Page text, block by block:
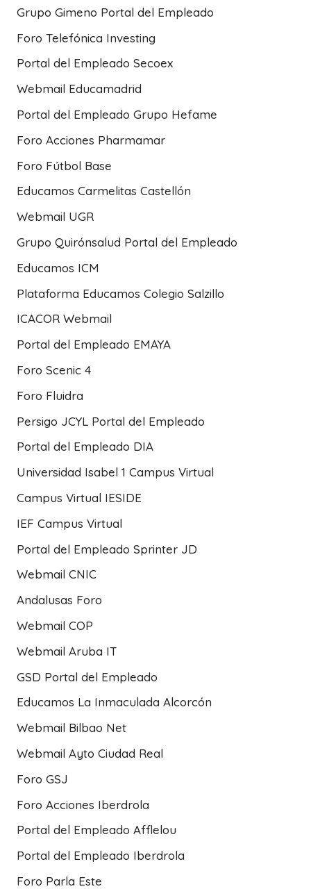
Grupo Gimeno Portal del Empleado
Foro Telefónica Investing
Portal del Empleado Secoex
Webmail Educamadrid
Portal del Empleado Grupo Hefame
Foro Acciones Pharmamar
Foro Fútbol Base
Educamos Carmelitas Castellón
Webmail UGR
Grupo Quirónsalud Portal del Empleado
Educamos ICM
Plataforma Educamos Colegio Salzillo
ICACOR Webmail
Portal del Empleado EMAYA
Foro Scenic 4
Foro Fluidra
Persigo JCYL Portal del Empleado
Portal del Empleado DIA
Universidad Isabel 1 Campus Virtual
Campus Virtual IESIDE
IEF Campus Virtual
Portal del Empleado Sprinter JD
Webmail CNIC
Andalusas Foro
Webmail COP
Webmail Aruba IT
GSD Portal del Empleado
Educamos La Inmaculada Alcorcón
Webmail Bilbao Net
Webmail Ayto Ciudad Real
Foro GSJ
Foro Acciones Iberdrola
Portal del Empleado Afflelou
Portal del Empleado Iberdrola
Foro Parla Este